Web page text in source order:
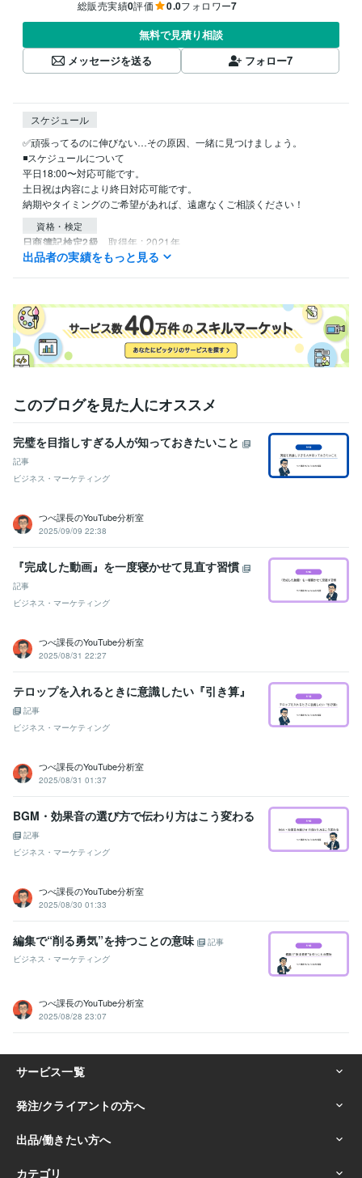
総販売実績0評価 0.0フォロワー7
無料で見積り相談
メッセージを送る
フォロー7
スケジュール
✅頑張ってるのに伸びない…その原因、一緒に見つけましょう。
◾️スケジュールについて
平日18:00〜対応可能です。
土日祝は内容により終日対応可能です。
資格・検定
日商簿記検定2級 取得年 : 2021年
出品者の実績をもっと見る
このブログを見た人にオススメ
完璧を目指しすぎる人が知っておきたいこと
記事
ビジネス・マーケティング
つべ課長のYouTube分析室
2025/09/09 22:38
『完成した動画』を一度寝かせて見直す習慣
記事
ビジネス・マーケティング
つべ課長のYouTube分析室
2025/08/31 22:27
テロップを入れるときに意識したい『引き算』
記事
ビジネス・マーケティング
つべ課長のYouTube分析室
2025/08/31 01:37
BGM・効果音の選び方で伝わり方はこう変わる
記事
ビジネス・マーケティング
つべ課長のYouTube分析室
2025/08/30 01:33
編集で“削る勇気”を持つことの意味
記事
ビジネス・マーケティング
つべ課長のYouTube分析室
2025/08/28 23:07